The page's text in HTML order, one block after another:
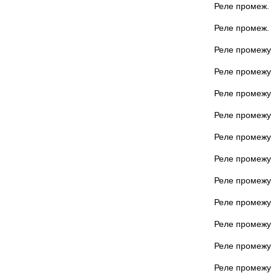
Реле промеж.
Реле промеж.
Реле
Реле
Реле
Реле
Реле
Реле
Реле
Реле
Реле
Реле
Реле